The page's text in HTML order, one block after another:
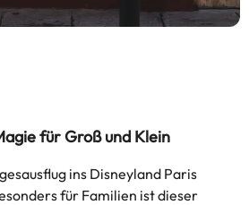
für Groß und Klein
ins Disneyland Paris
für Familien ist dieser